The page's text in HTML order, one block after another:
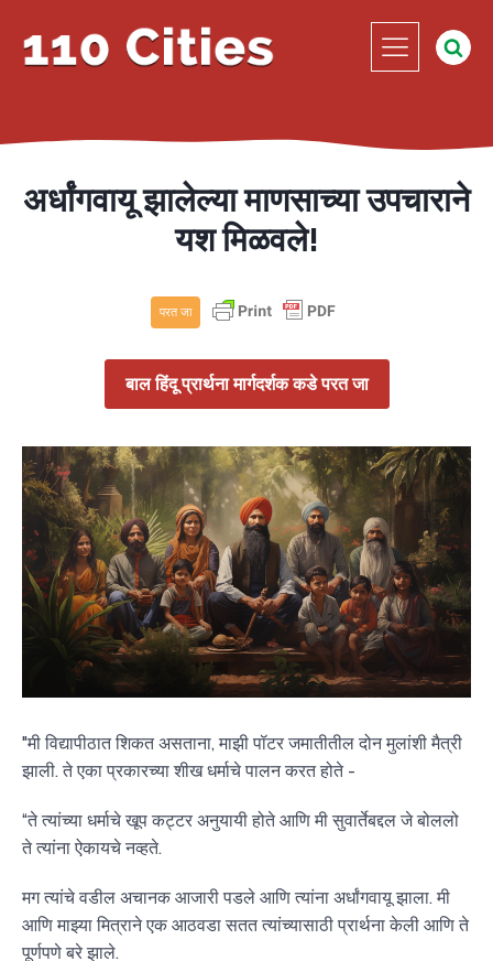
अर्धांगवायू झालेल्या माणसाच्या उपचाराने
यश मिळवले!
परत जा
बाल हिंदू प्रार्थना मार्गदर्शक कडे परत जा
"मी विद्यापीठात शिकत असताना, माझी पॉटर जमातीतील दोन मुलांशी मैत्री
झाली. ते एका प्रकारच्या शीख धर्माचे पालन करत होते -
“ते त्यांच्या धर्माचे खूप कट्टर अनुयायी होते आणि मी सुवार्तेबद्दल जे बोललो
ते त्यांना ऐकायचे नव्हते.
मग त्यांचे वडील अचानक आजारी पडले आणि त्यांना अर्धांगवायू झाला. मी
आणि माझ्या मित्राने एक आठवडा सतत त्यांच्यासाठी प्रार्थना केली आणि ते
पूर्णपणे बरे झाले.